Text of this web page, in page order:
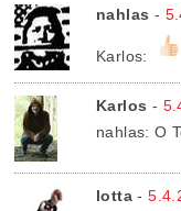
nahlas -
Karlos:
Karlos -
nahlas: O
lotta -